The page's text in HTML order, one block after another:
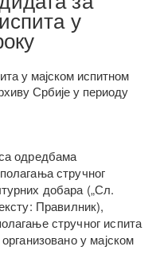
у
у мајском испитном
Србије у периоду
одредбама
стручног
добара („Сл.
Правилник),
стручног испита
у мајском